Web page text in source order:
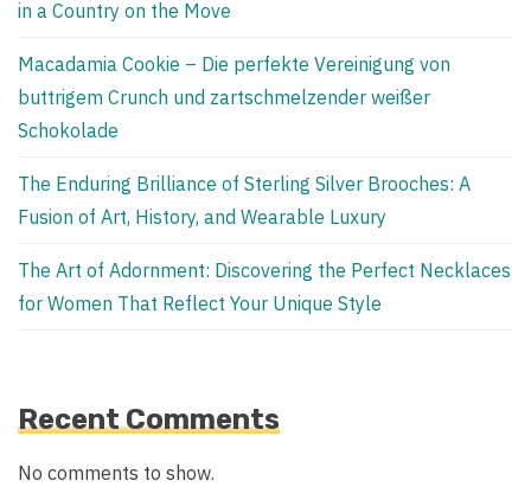
in a Country on the Move
Macadamia Cookie – Die perfekte Vereinigung von
buttrigem Crunch und zartschmelzender weißer
Schokolade
The Enduring Brilliance of Sterling Silver Brooches: A
Fusion of Art, History, and Wearable Luxury
The Art of Adornment: Discovering the Perfect Necklaces
for Women That Reflect Your Unique Style
Recent Comments
No comments to show.